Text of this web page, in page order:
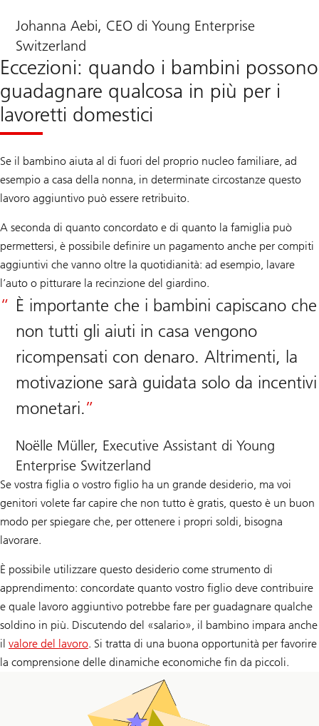
Johanna Aebi, CEO di Young Enterprise
Switzerland
Eccezioni: quando i bambini possono
guadagnare qualcosa in più per i
lavoretti domestici
Se il bambino aiuta al di fuori del proprio nucleo familiare, ad
esempio a casa della nonna, in determinate circostanze questo
lavoro aggiuntivo può essere retribuito.
A seconda di quanto concordato e di quanto la famiglia può
permettersi, è possibile definire un pagamento anche per compiti
aggiuntivi che vanno oltre la quotidianità: ad esempio, lavare
l’auto o pitturare la recinzione del giardino.
È importante che i bambini capiscano che
non tutti gli aiuti in casa vengono
ricompensati con denaro. Altrimenti, la
motivazione sarà guidata solo da incentivi
monetari.
Noëlle Müller, Executive Assistant di Young
Enterprise Switzerland
Se vostra figlia o vostro figlio ha un grande desiderio, ma voi
genitori volete far capire che non tutto è gratis, questo è un buon
modo per spiegare che, per ottenere i propri soldi, bisogna
lavorare.
È possibile utilizzare questo desiderio come strumento di
apprendimento: concordate quanto vostro figlio deve contribuire
e quale lavoro aggiuntivo potrebbe fare per guadagnare qualche
soldino in più. Discutendo del «salario», il bambino impara anche
il valore del lavoro. Si tratta di una buona opportunità per favorire
la comprensione delle dinamiche economiche fin da piccoli.